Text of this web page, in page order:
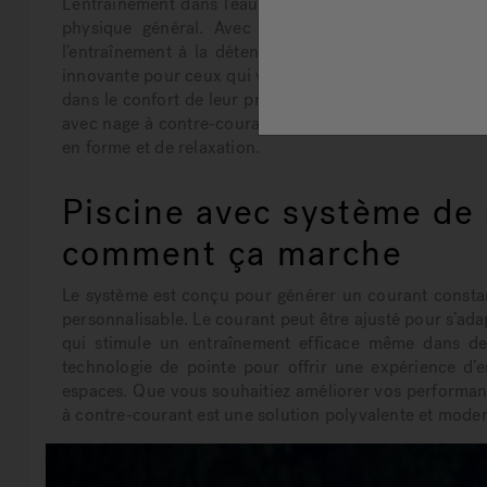
physique général. Avec une piscine équipée
l’entraînement à la détente. Également connues
innovante pour ceux qui veulent profiter des
dans le confort de leur propre maison. Découvrons
avec nage à contre-courant et comment cette
en forme et de relaxation.
Piscine avec système
comment ça marche
Le système est conçu pour générer un courant
personnalisable. Le courant peut être ajusté pour
qui stimule un entraînement efficace même dans
technologie de pointe pour offrir une expérience
espaces. Que vous souhaitiez améliorer vos
à contre-courant est une solution polyvalente et